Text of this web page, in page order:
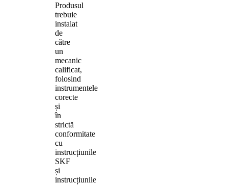
Produsul
trebuie
instalat
de
către
un
mecanic
calificat,
folosind
instrumentele
corecte
și
în
strictă
conformitate
cu
instrucțiunile
SKF
și
instrucțiunile